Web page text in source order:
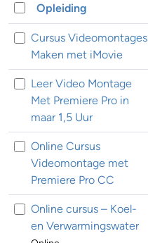
Opleiding
Cursus Videomontages
Maken met iMovie
Leer Video Montage
Met Premiere Pro in
maar 1,5 Uur
Online Cursus
Videomontage met
Premiere Pro CC
Online cursus – Koel-
en Verwarmingswater